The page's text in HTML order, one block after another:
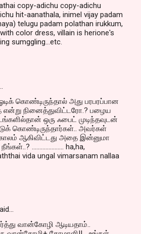
copy-adichu copy-adichu
hit-aanathala, inimel vijay padam
telugu padam polathan irukkum,
color dress, villain is herione's
sumggling...etc.
கொண்டிருந்தால் அது பரபரப்பான
என்று நினைத்துவிட்டரோ.? பழைய
ஒரு ஃபைட் முடிந்தவுடன்
கொண்டிருந்தார்கள்.. அவர்கள்
ஆகிவிட்டது அதை இன்னுமா
..................... ha,ha,
vida ungal vimarsanam nallaa
வான்கோழி ஆடியதாம்..